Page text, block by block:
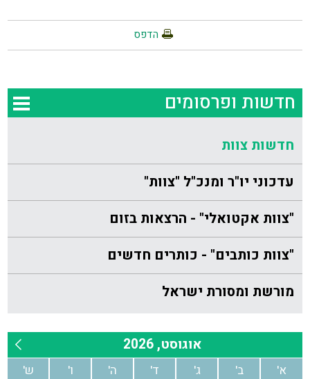
הדפס
חדשות ופרסומים
חדשות צוות
עדכוני יו"ר ומנכ"ל "צוות"
"צוות אקטואלי" - הרצאות בזום
"צוות כותבים" - כותרים חדשים
מורשת ומסורת ישראל